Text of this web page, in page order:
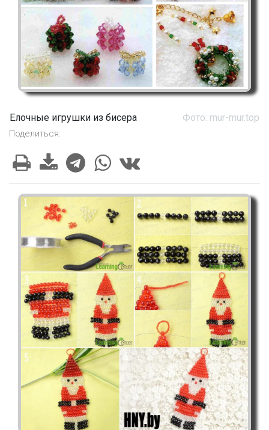
Елочные игрушки из бисера Фото: mur-mur.top
Поделиться: